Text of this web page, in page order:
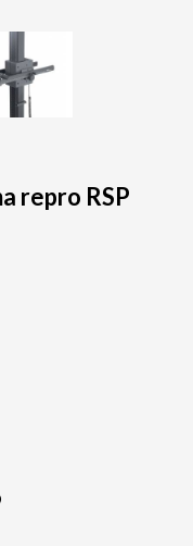
repro RSP